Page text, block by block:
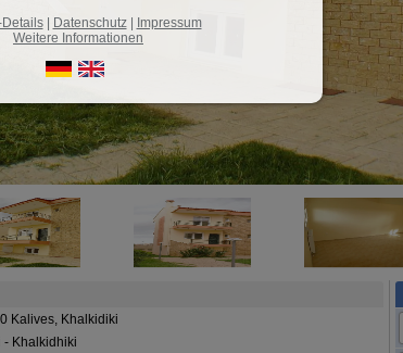
Kalives, Khalkidiki
- Khalkidhiki
| Datenschutz|
Impressum
Weitere Informationen